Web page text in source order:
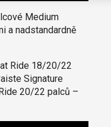
Medium
a nadstandardně
Ride 18/20/22
Signature
20/22 palců –